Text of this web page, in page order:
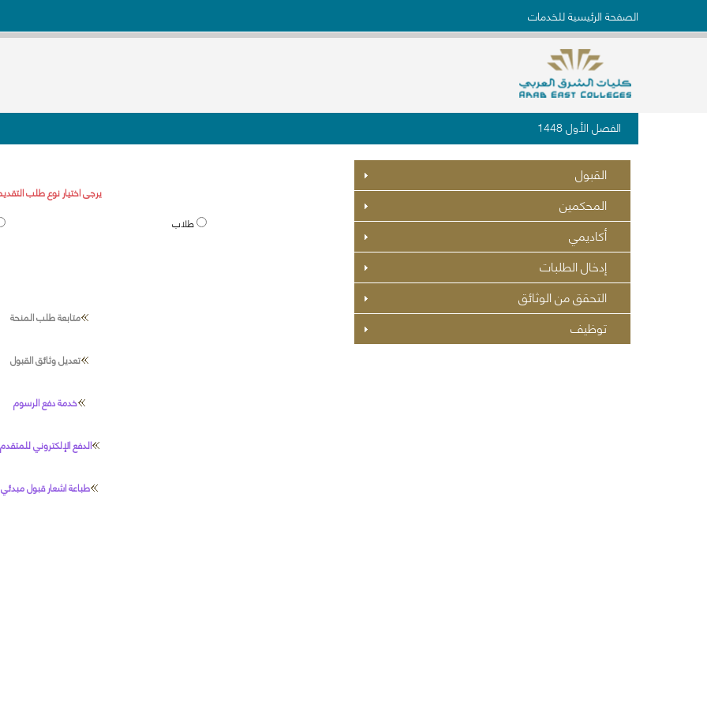
الصفحة الرئيسية للخدمات
الفصل الأول 1448
القبول
المحكمين
أكاديمي
إدخال الطلبات
التحقق من الوثائق
توظيف
يرجى اختيار نوع طلب
طلاب
متابعة طلب المنحة
تعديل وثائق القبول
خدمة دفع الرسوم
الدفع الإلكتروني للمتقدم
طباعة اشعار قبول مبدئي